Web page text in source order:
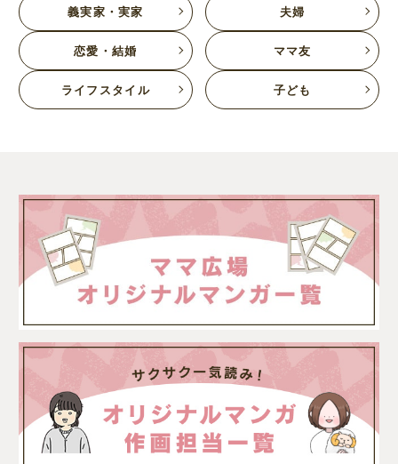
義実家・実家 夫婦
恋愛・結婚 ママ友
ライフスタイル 子ども